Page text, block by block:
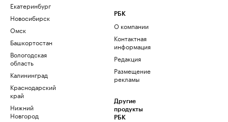
Екатеринбург
Новосибирск
Омск
Башкортостан
Вологодская
область
Калининград
Краснодарский
край
Нижний
Новгород
РБК
О компании
Контактная
информация
Редакция
Размещение
рекламы
Другие
продукты
РБК